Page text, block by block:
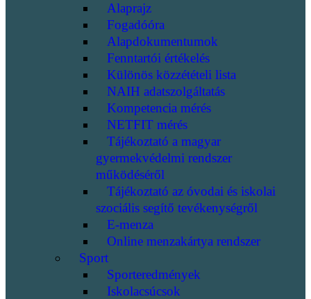
Alaprajz
Fogadóóra
Alapdokumentumok
Fenntartói értékelés
Különös közzétételi lista
NAIH adatszolgáltatás
Kompetencia mérés
NETFIT mérés
Tájékoztató a magyar
gyermekvédelmi rendszer
működéséről
Tájékoztató az óvodai és iskolai
szociális segítő tevékenységről
E-menza
Online menzakártya rendszer
Sport
Sporteredmények
Iskolacsúcsok